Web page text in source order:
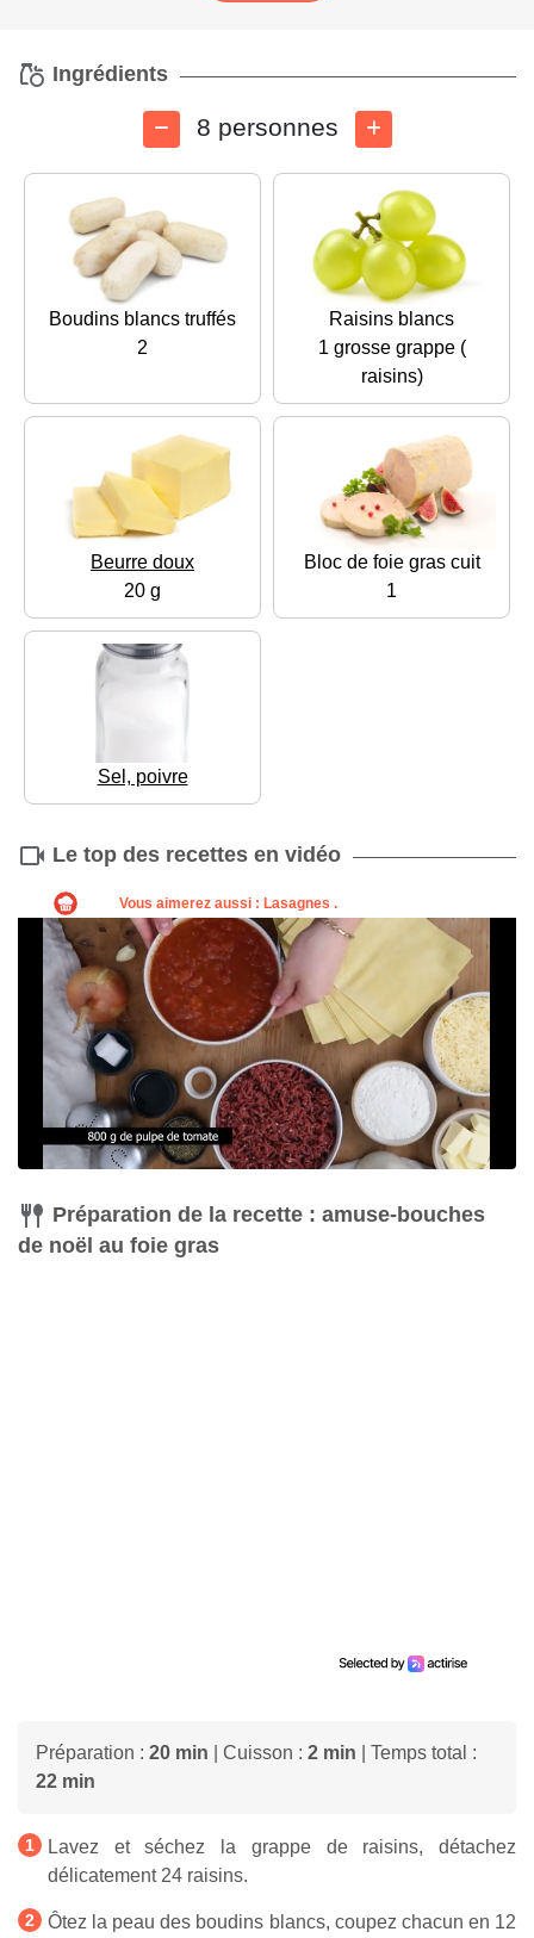
Ingrédients
8 personnes
Boudins blancs truffés
2
Raisins blancs
1 grosse grappe (
raisins)
Beurre doux
20 g
Bloc de foie gras cuit
1
Sel, poivre
Le top des recettes en vidéo
Préparation de la recette : amuse-bouches
de noël au foie gras
Préparation : 20 min | Cuisson : 2 min | Temps total :
22 min
Lavez et séchez la grappe de raisins, détachez
délicatement 24 raisins.
Ôtez la peau des boudins blancs, coupez chacun en 12